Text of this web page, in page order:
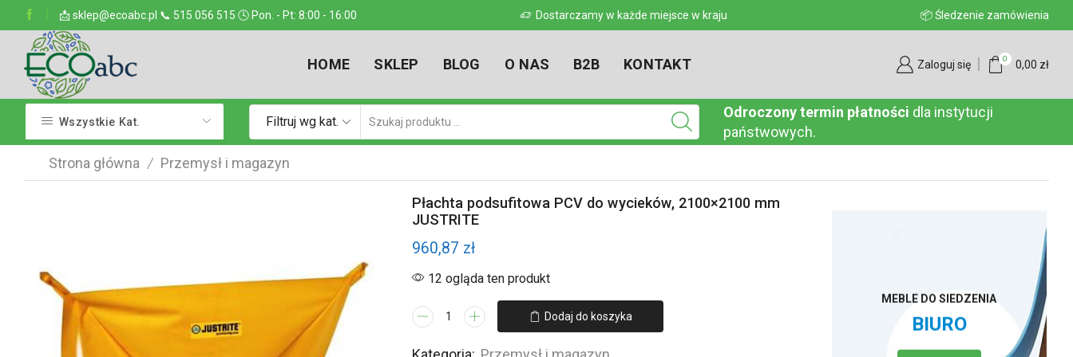
📩 sklep@ecoabc.pl 📞 515 056 515 🕓 Pon. - Pt: 8:00 - 16:00
w kraju Dostarczamy w każde miejsce w kraju Dostarczamy w każde miejsce w kraju 📦 Śledzenie zamówienia
HOME SKLEP BLOG O NAS B2B KONTAKT Zaloguj się 0 0,00 zł
Wszystkie Kat. Filtruj wg kat.
wyszukiwania
Odroczony termin płatności dla instytucji
państwowych.
Strona główna / Przemysł i magazyn
Płachta podsufitowa PCV do wycieków, 2100×2100 mm
JUSTRITE
960,87 zł
12 ogląda ten produkt
ilość
Dodaj do koszyka
MEBLE DO SIEDZENIA
BIURO